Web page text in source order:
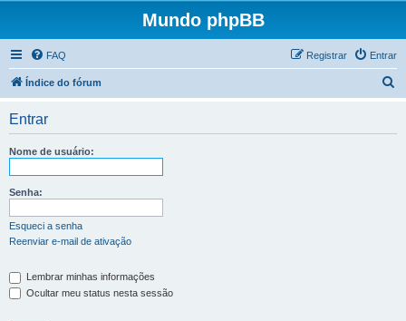
Mundo phpBB
FAQ Entrar
Registrar
Índice do fórum
Entrar
Nome de usuário:
Senha:
Esqueci a senha
Reenviar e-mail de ativação
Lembrar minhas informações
Ocultar meu status nesta sessão